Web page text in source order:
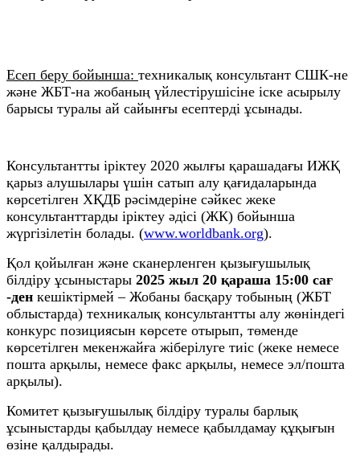
Есеп беру бойынша: техникалық консультант СШК-не
және ЖБТ-на жобаның үйлестірушісіне іске асырылу
барысы туралы ай сайынғы есептерді ұсынады.
Консультантты іріктеу 2020 жылғы қарашадағы ИЖҚ
қарыз алушылары үшін сатып алу қағидаларында
көрсетілген ХҚДБ рәсімдеріне сәйкес жеке
консультанттарды іріктеу әдісі (ЖК) бойынша
жүргізілетін болады. (www.worldbank.org).
Қол қойылған және сканерленген қызығушылық
білдіру ұсыныстары 2025 жыл 20 қараша 15:00 сағ
-ден кешіктірмей – Жобаны басқару тобының (ЖБТ
облыстарда) техникалық консультантты алу жөніндегі
конкурс позициясын көрсете отырып, төменде
көрсетілген мекенжайға жіберілуге тиіс (жеке немесе
пошта арқылы, немесе факс арқылы, немесе эл/пошта
арқылы).
Комитет қызығушылық білдіру туралы барлық
ұсыныстарды қабылдау немесе қабылдамау құқығын
өзіне қалдырады.